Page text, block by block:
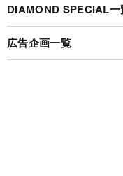
DIAMOND SPECIAL一
広告企画一覧